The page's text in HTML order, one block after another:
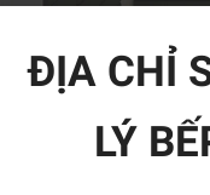
ĐỊA CHỈ
LÝ